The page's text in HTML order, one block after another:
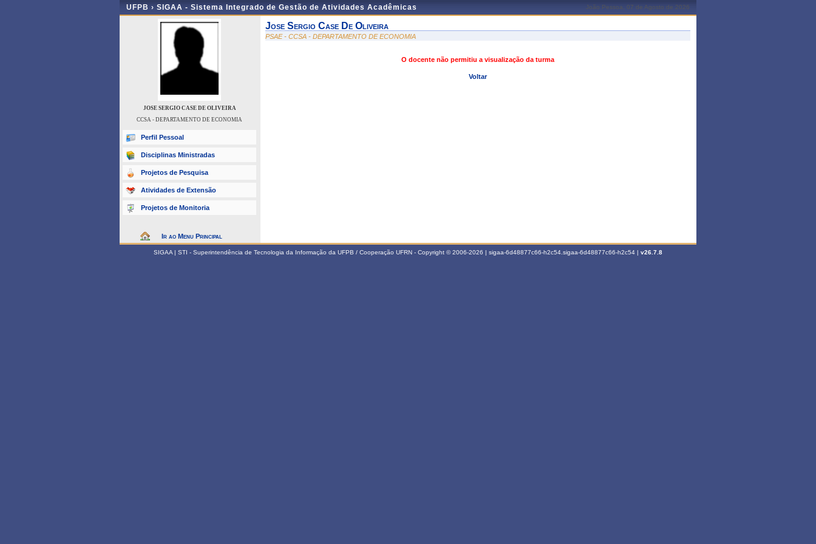
UFPB › SIGAA - Sistema Integrado de Gestão de Atividades Acadêmicas João Pessoa, 07 de Agosto de 2026
JOSE SERGIO CASE DE OLIVEIRA
CCSA - DEPARTAMENTO DE ECONOMIA
Perfil Pessoal
Disciplinas Ministradas
Projetos de Pesquisa
Atividades de Extensão
Projetos de Monitoria
Ir ao Menu Principal
Jose Sergio Case De Oliveira
PSAE - CCSA - DEPARTAMENTO DE ECONOMIA
O docente não permitiu a visualização da turma
Voltar
SIGAA | STI - Superintendência de Tecnologia da Informação da UFPB / Cooperação UFRN - Copyright © 2006-2026 | sigaa-6d48877c66-h2c54.sigaa-6d48877c66-h2c54 | v26.7.8